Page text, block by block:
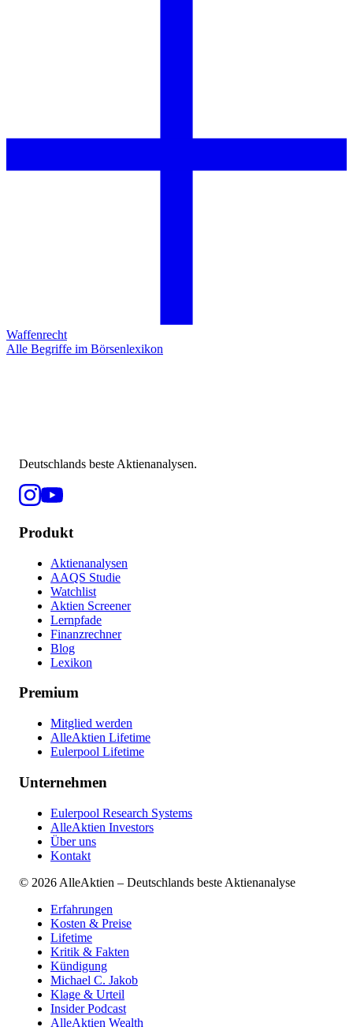
Waffenrecht
Alle Begriffe im Börsenlexikon
Deutschlands beste Aktienanalysen.
Produkt
Aktienanalysen
AAQS Studie
Watchlist
Aktien Screener
Lernpfade
Finanzrechner
Blog
Lexikon
Premium
Mitglied werden
AlleAktien Lifetime
Eulerpool Lifetime
Unternehmen
Eulerpool Research Systems
AlleAktien Investors
Über uns
Kontakt
© 2026 AlleAktien – Deutschlands beste Aktienanalyse
Erfahrungen
Kosten & Preise
Lifetime
Kritik & Fakten
Kündigung
Michael C. Jakob
Klage & Urteil
Insider Podcast
AlleAktien Wealth